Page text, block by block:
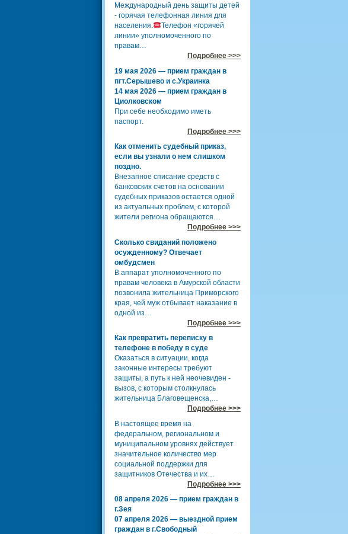
Международный день защиты детей
- горячая телефонная линия для
населения.
Телефон «горячей
линии» уполномоченного по
правам…
Подробнее >>>
19 мая 2026 — прием граждан в
пгт.Серышево и с.Украинка
14 мая 2026 — прием граждан в
Циолковском
При себе необходимо иметь
паспорт.
Подробнее >>>
Как отменить судебный приказ,
если вы узнали о нем слишком
поздно.
Внезапное списание средств с
банковских счетов на основании
судебных приказов остается одной
из актуальных проблем, с которой
жители региона обращаются…
Подробнее >>>
Сколько свиданий положено
осужденному? Отвечает
омбудсмен
В аппарат уполномоченного по
правам человека в Амурской области
позвонила жительница Приморского
края, чей муж отбывает наказание в
одной из…
Подробнее >>>
Как превратить переписку в
телефоне в победу в суде
Оказаться в ситуации, когда
законные интересы требуют
защиты, а путь к ней неочевиден -
вызов, с которым столкнулась
жительница Благовещенска,…
Подробнее >>>
В настоящее время на
федеральном, региональном и
муниципальном уровнях действует
значительное количество мер
социальной поддержки для
защитников Отечества и их…
Подробнее >>>
08 апреля 2026 — прием граждан в
г.Зея
07 апреля 2026 — выездной прием
граждан в г.Свободный